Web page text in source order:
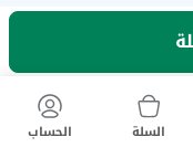
السلة الحساب